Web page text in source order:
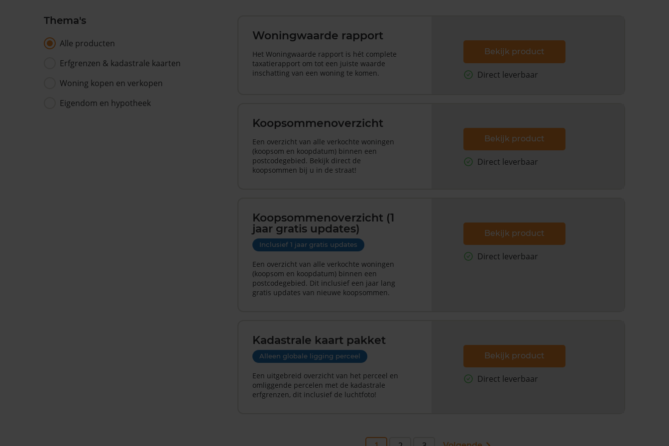
Thema's
Alle producten
Erfgrenzen & kadastrale kaarten
Woning kopen en verkopen
Eigendom en hypotheek
Woningwaarde rapport
Het Woningwaarde rapport is hét complete
taxatierapport om tot een juiste waarde
inschatting van een woning te komen.
Bekijk product
Direct leverbaar
Koopsommenoverzicht
Een overzicht van alle verkochte woningen
(koopsom en koopdatum) binnen een
postcodegebied. Bekijk direct de
koopsommen bij u in de straat!
Bekijk product
Direct leverbaar
Koopsommenoverzicht (1
jaar gratis updates)
Inclusief 1 jaar gratis updates
Een overzicht van alle verkochte woningen
(koopsom en koopdatum) binnen een
postcodegebied. Dit inclusief een jaar lang
gratis updates van nieuwe koopsommen.
Bekijk product
Direct leverbaar
Kadastrale kaart pakket
Alleen globale ligging perceel
Een uitgebreid overzicht van het perceel en
omliggende percelen met de kadastrale
erfgrenzen, dit inclusief de luchtfoto!
Bekijk product
Direct leverbaar